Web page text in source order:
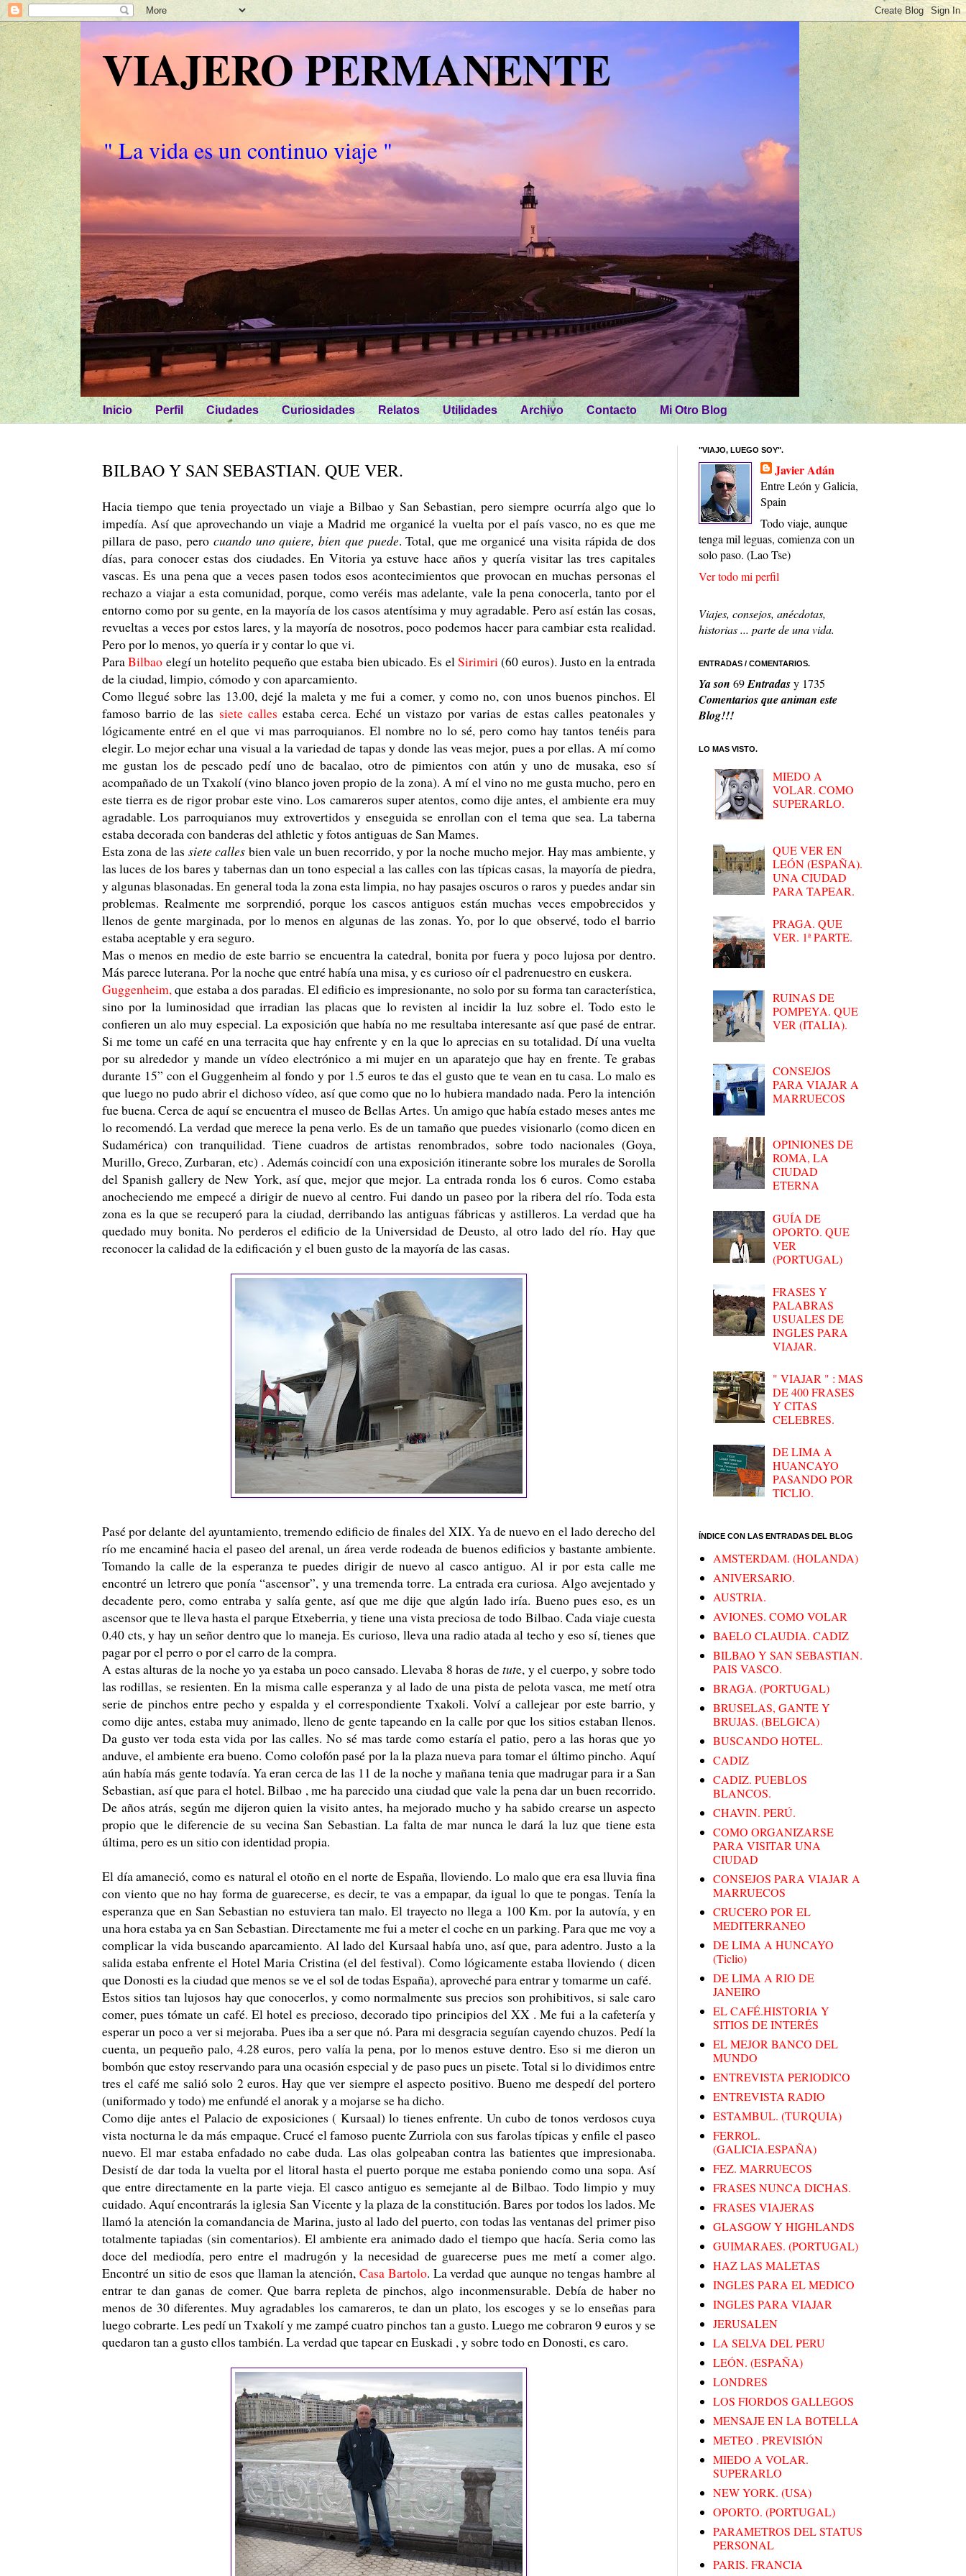
VIAJERO PERMANENTE
" La vida es un continuo viaje "
Inicio Perfil Ciudades Curiosidades Relatos Utilidades Archivo Contacto Mi Otro Blog
BILBAO Y SAN SEBASTIAN. QUE VER.
Hacia tiempo que tenia proyectado un viaje a Bilbao y San Sebastian, pero siempre ocurría algo que lo
impedía. Así que aprovechando un viaje a Madrid me organicé la vuelta por el país vasco, no es que me
pillara de paso, pero cuando uno quiere, bien que puede. Total, que me organicé una visita rápida de dos
días, para conocer estas dos ciudades. En Vitoria ya estuve hace años y quería visitar las tres capitales
vascas. Es una pena que a veces pasen todos esos acontecimientos que provocan en muchas personas el
rechazo a viajar a esta comunidad, porque, como veréis mas adelante, vale la pena conocerla, tanto por el
entorno como por su gente, en la mayoría de los casos atentísima y muy agradable. Pero así están las cosas,
revueltas a veces por estos lares, y la mayoría de nosotros, poco podemos hacer para cambiar esta realidad.
Pero por lo menos, yo quería ir y contar lo que vi.
ParaBilbao elegí un hotelito pequeño que estaba bien ubicado. Es elSirimiri (60 euros). Justo en la entrada
de la ciudad, limpio, cómodo y con aparcamiento.
Como llegué sobre las 13.00, dejé la maleta y me fui a comer, y como no, con unos buenos pinchos. El
famoso barrio de las siete callesestaba cerca. Eché un vistazo por varias de estas calles peatonales y
lógicamente entré en el que vi mas parroquianos. El nombre no lo sé, pero como hay tantos tenéis para
elegir. Lo mejor echar una visual a la variedad de tapas y donde las veas mejor, pues a por ellas. A mí como
me gustan los de pescado pedí uno de bacalao, otro de pimientos con atún y uno de musaka, eso sí
acompañado de un Txakolí (vino blanco joven propio de la zona). A mí el vino no me gusta mucho, pero en
este tierra es de rigor probar este vino. Los camareros super atentos, como dije antes, el ambiente era muy
agradable. Los parroquianos muy extrovertidos y enseguida se enrollan con el tema que sea. La taberna
estaba decorada con banderas del athletic y fotos antiguas de San Mames.
Esta zona de las siete calles bien vale un buen recorrido, y por la noche mucho mejor. Hay mas ambiente, y
las luces de los bares y tabernas dan un tono especial a las calles con las típicas casas, la mayoría de piedra,
y algunas blasonadas. En general toda la zona esta limpia, no hay pasajes oscuros o raros y puedes andar sin
problemas. Realmente me sorprendió, porque los cascos antiguos están muchas veces empobrecidos y
llenos de gente marginada, por lo menos en algunas de las zonas. Yo, por lo que observé, todo el barrio
estaba aceptable y era seguro.
Mas o menos en medio de este barrio se encuentra la catedral, bonita por fuera y poco lujosa por dentro.
Más parece luterana. Por la noche que entré había una misa, y es curioso oír el padrenuestro en euskera.
Guggenheim, que estaba a dos paradas. El edificio es impresionante, no solo por su forma tan característica,
sino por la luminosidad que irradian las placas que lo revisten al incidir la luz sobre el. Todo esto le
confieren un alo muy especial. La exposición que había no me resultaba interesante así que pasé de entrar.
Si me tome un café en una terracita que hay enfrente y en la que lo aprecias en su totalidad. Dí una vuelta
por su alrededor y mande un vídeo electrónico a mi mujer en un aparatejo que hay en frente. Te grabas
durante 15” con el Guggenheim al fondo y por 1.5 euros te das el gusto que te vean en tu casa. Lo malo es
que luego no pudo abrir el dichoso vídeo, así que como que no lo hubiera mandado nada. Pero la intención
fue buena. Cerca de aquí se encuentra el museo de Bellas Artes. Un amigo que había estado meses antes me
lo recomendó. La verdad que merece la pena verlo. Es de un tamaño que puedes visionarlo (como dicen en
Sudamérica) con tranquilidad. Tiene cuadros de artistas renombrados, sobre todo nacionales (Goya,
Murillo, Greco, Zurbaran, etc) . Además coincidí con una exposición itinerante sobre los murales de Sorolla
del Spanish gallery de New York, así que, mejor que mejor. La entrada ronda los 6 euros. Como estaba
anocheciendo me empecé a dirigir de nuevo al centro. Fui dando un paseo por la ribera del río. Toda esta
zona es la que se recuperó para la ciudad, derribando las antiguas fábricas y astilleros. La verdad que ha
quedado muy bonita. No perderos el edificio de la Universidad de Deusto, al otro lado del río. Hay que
reconocer la calidad de la edificación y el buen gusto de la mayoría de las casas.
Pasé por delante del ayuntamiento, tremendo edificio de finales del XIX. Ya de nuevo en el lado derecho del
río me encaminé hacia el paseo del arenal, un área verde rodeada de buenos edificios y bastante ambiente.
Tomando la calle de la esperanza te puedes dirigir de nuevo al casco antiguo. Al ir por esta calle me
encontré un letrero que ponía “ascensor”, y una tremenda torre. La entrada era curiosa. Algo avejentado y
decadente pero, como entraba y salía gente, así que me dije que algún lado iría. Bueno pues eso, es un
ascensor que te lleva hasta el parque Etxeberria, y tiene una vista preciosa de todo Bilbao. Cada viaje cuesta
0.40 cts, y hay un señor dentro que lo maneja. Es curioso, lleva una radio atada al techo y eso sí, tienes que
pagar por el perro o por el carro de la compra.
A estas alturas de la noche yo ya estaba un poco cansado. Llevaba 8 horas detute, y el cuerpo, y sobre todo
las rodillas, se resienten. En la misma calle esperanza y al lado de una pista de pelota vasca, me metí otra
serie de pinchos entre pecho y espalda y el correspondiente Txakoli. Volví a callejear por este barrio, y
como dije antes, estaba muy animado, lleno de gente tapeando en la calle por que los sitios estaban llenos.
Da gusto ver toda esta vida por las calles. No sé mas tarde como estaría el patio, pero a las horas que yo
anduve, el ambiente era bueno. Como colofón pasé por la la plaza nueva para tomar el último pincho. Aquí
aún había más gente todavía. Ya eran cerca de las 11 de la noche y mañana tenia que madrugar para ir a San
Sebastian, así que para el hotel. Bilbao , me ha parecido una ciudad que vale la pena dar un buen recorrido.
De años atrás, según me dijeron quien la visito antes, ha mejorado mucho y ha sabido crearse un aspecto
propio que le diferencie de su vecina San Sebastian. La falta de mar nunca le dará la luz que tiene esta
última, pero es un sitio con identidad propia.
El día amaneció, como es natural el otoño en el norte de España, lloviendo. Lo malo que era esa lluvia fina
con viento que no hay forma de guarecerse, es decir, te vas a empapar, da igual lo que te pongas. Tenía la
esperanza que en San Sebastian no estuviera tan malo. El trayecto no llega a 100 Km. por la autovía, y en
una hora estaba ya en San Sebastian. Directamente me fui a meter el coche en un parking. Para que me voy a
complicar la vida buscando aparcamiento. Al lado del Kursaal había uno, así que, para adentro. Justo a la
salida estaba enfrente el Hotel Maria Cristina (el del festival). Como lógicamente estaba lloviendo ( dicen
que Donosti es la ciudad que menos se ve el sol de todas España), aproveché para entrar y tomarme un café.
Estos sitios tan lujosos hay que conocerlos, y como normalmente sus precios son prohibitivos, si sale caro
comer, pues tómate un café. El hotel es precioso, decorado tipo principios del XX . Me fui a la cafetería y
esperar un poco a ver si mejoraba. Pues iba a ser que nó. Para mi desgracia seguían cayendo chuzos. Pedí la
cuenta, un pequeño palo, 4.28 euros, pero valía la pena, por lo menos estuve dentro. Eso si me dieron un
bombón que estoy reservando para una ocasión especial y de paso pues un pisete. Total si lo dividimos entre
tres el café me salió solo 2 euros. Hay que ver siempre el aspecto positivo. Bueno me despedí del portero
(uniformado y todo) me enfundé el anorak y a mojarse se ha dicho.
Como dije antes el Palacio de exposiciones ( Kursaal) lo tienes enfrente. Un cubo de tonos verdosos cuya
vista nocturna le da más empaque. Crucé el famoso puente Zurriola con sus farolas típicas y enfile el paseo
nuevo. El mar estaba enfadado no cabe duda. Las olas golpeaban contra las batientes que impresionaba.
Desistí de dar toda la vuelta por el litoral hasta el puerto porque me estaba poniendo como una sopa. Así
que entre directamente en la parte vieja. El casco antiguo es semejante al de Bilbao. Todo limpio y muy
cuidado. Aquí encontrarás la iglesia San Vicente y la plaza de la constitución. Bares por todos los lados. Me
llamó la atención la comandancia de Marina, justo al lado del puerto, con todas las ventanas del primer piso
totalmente tapiadas (sin comentarios). El ambiente era animado dado el tiempo que hacía. Seria como las
doce del mediodía, pero entre el madrugón y la necesidad de guarecerse pues me metí a comer algo.
Encontré un sitio de esos que llaman la atención, Casa Bartolo. La verdad que aunque no tengas hambre al
entrar te dan ganas de comer. Que barra repleta de pinchos, algo inconmensurable. Debía de haber no
menos de 30 diferentes. Muy agradables los camareros, te dan un plato, los escoges y se lo enseñas para
luego cobrarte. Les pedí un Txakolí y me zampé cuatro pinchos tan a gusto. Luego me cobraron 9 euros y se
quedaron tan a gusto ellos también. La verdad que tapear en Euskadi , y sobre todo en Donosti, es caro.
"VIAJO, LUEGO SOY".
Javier Adán
Entre León y Galicia,
Spain
Todo viaje, aunque
tenga mil leguas, comienza con un
solo paso. (Lao Tse)
Ver todo mi perfil
Viajes, consejos, anécdotas,
historias ... parte de una vida.
ENTRADAS / COMENTARIOS.
Ya son 69Entradasy 1735
Comentarios que animan este
Blog!!!
LO MAS VISTO.
MIEDO A
VOLAR. COMO
SUPERARLO.
QUE VER EN
LEÓN (ESPAÑA).
UNA CIUDAD
PARA TAPEAR.
PRAGA. QUE
VER. 1ª PARTE.
RUINAS DE
POMPEYA. QUE
VER (ITALIA).
CONSEJOS
PARA VIAJAR A
MARRUECOS
OPINIONES DE
ROMA, LA
CIUDAD
ETERNA
GUÍA DE
OPORTO. QUE
VER
(PORTUGAL)
FRASES Y
PALABRAS
USUALES DE
INGLES PARA
VIAJAR.
" VIAJAR " : MAS
DE 400 FRASES
Y CITAS
CELEBRES.
DE LIMA A
HUANCAYO
PASANDO POR
TICLIO.
ÍNDICE CON LAS ENTRADAS DEL BLOG
AMSTERDAM. (HOLANDA)
ANIVERSARIO.
AUSTRIA.
AVIONES. COMO VOLAR
BAELO CLAUDIA. CADIZ
BILBAO Y SAN SEBASTIAN.
PAIS VASCO.
BRAGA. (PORTUGAL)
BRUSELAS, GANTE Y
BRUJAS. (BELGICA)
BUSCANDO HOTEL.
CADIZ
CADIZ. PUEBLOS
BLANCOS.
CHAVIN. PERÚ.
COMO ORGANIZARSE
PARA VISITAR UNA
CIUDAD
CONSEJOS PARA VIAJAR A
MARRUECOS
CRUCERO POR EL
MEDITERRANEO
DE LIMA A HUNCAYO
(Ticlio)
DE LIMA A RIO DE
JANEIRO
EL CAFÉ.HISTORIA Y
SITIOS DE INTERÉS
EL MEJOR BANCO DEL
MUNDO
ENTREVISTA PERIODICO
ENTREVISTA RADIO
ESTAMBUL. (TURQUIA)
FERROL.
(GALICIA.ESPAÑA)
FEZ. MARRUECOS
FRASES NUNCA DICHAS.
FRASES VIAJERAS
GLASGOW Y HIGHLANDS
GUIMARAES. (PORTUGAL)
HAZ LAS MALETAS
INGLES PARA EL MEDICO
INGLES PARA VIAJAR
JERUSALEN
LA SELVA DEL PERU
LEÓN. (ESPAÑA)
LONDRES
LOS FIORDOS GALLEGOS
MENSAJE EN LA BOTELLA
METEO . PREVISIÓN
MIEDO A VOLAR.
SUPERARLO
NEW YORK. (USA)
OPORTO. (PORTUGAL)
PARAMETROS DEL STATUS
PERSONAL
PARIS. FRANCIA